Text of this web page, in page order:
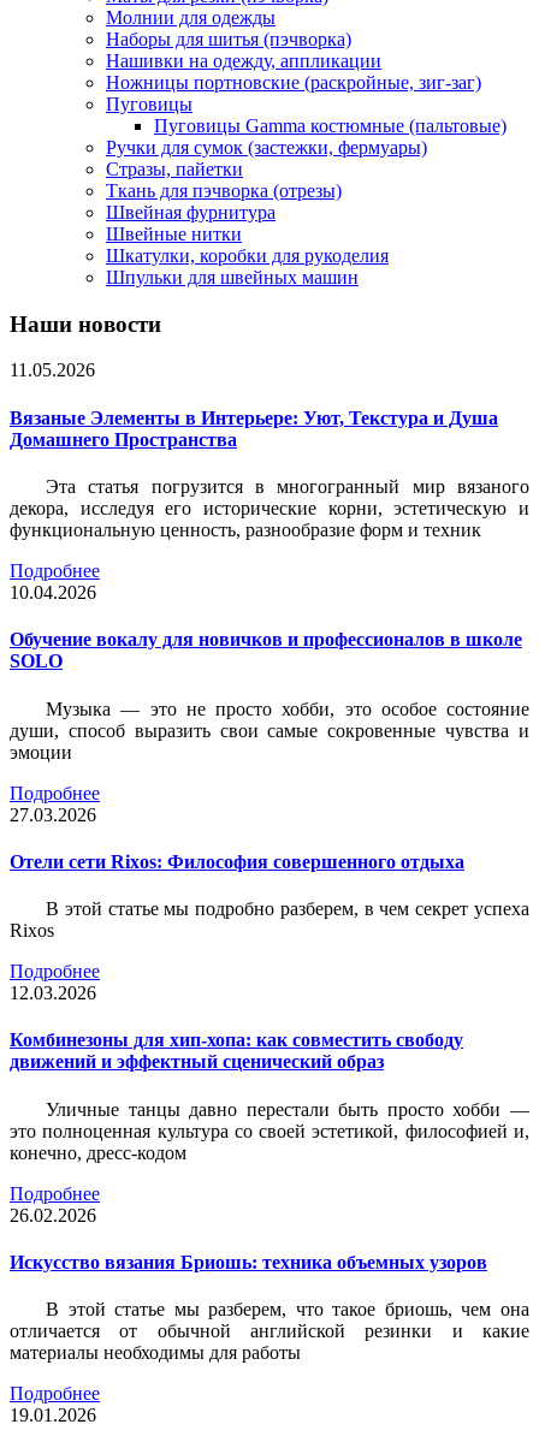
Молнии для одежды
Наборы для шитья (пэчворка)
Нашивки на одежду, аппликации
Ножницы портновские (раскройные, зиг-заг)
Пуговицы
Пуговицы Gamma костюмные (пальтовые)
Ручки для сумок (застежки, фермуары)
Стразы, пайетки
Ткань для пэчворка (отрезы)
Швейная фурнитура
Швейные нитки
Шкатулки, коробки для рукоделия
Шпульки для швейных машин
Наши новости
11.05.2026
Вязаные Элементы в Интерьере: Уют, Текстура и Душа
Домашнего Пространства
Эта статья погрузится в многогранный мир вязаного
декора, исследуя его исторические корни, эстетическую и
функциональную ценность, разнообразие форм и техник
Подробнее
10.04.2026
Обучение вокалу для новичков и профессионалов в школе
SOLO
Музыка — это не просто хобби, это особое состояние
души, способ выразить свои самые сокровенные чувства и
эмоции
Подробнее
27.03.2026
Отели сети Rixos: Философия совершенного отдыха
В этой статье мы подробно разберем, в чем секрет успеха
Rixos
Подробнее
12.03.2026
Комбинезоны для хип-хопа: как совместить свободу
движений и эффектный сценический образ
Уличные танцы давно перестали быть просто хобби —
это полноценная культура со своей эстетикой, философией и,
конечно, дресс-кодом
Подробнее
26.02.2026
Искусство вязания Бриошь: техника объемных узоров
В этой статье мы разберем, что такое бриошь, чем она
отличается от обычной английской резинки и какие
материалы необходимы для работы
Подробнее
19.01.2026